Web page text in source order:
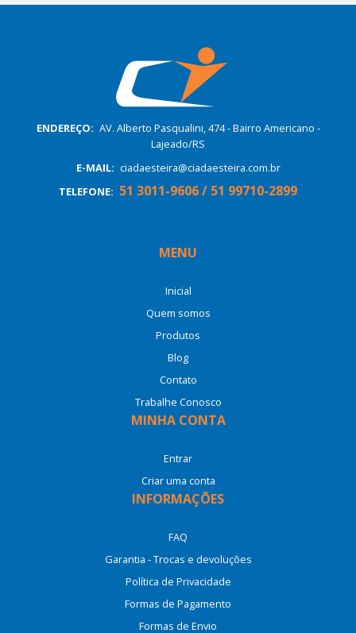
ENDEREÇO: AV. Alberto Pasqualini, 474 - Bairro Americano -
Lajeado/RS
E-MAIL: ciadaesteira@ciadaesteira.com.br
TELEFONE: 51 3011-9606 / 51 99710-2899
MENU
Inicial
Quem somos
Produtos
Blog
Contato
Trabalhe Conosco
MINHA CONTA
Entrar
Criar uma conta
INFORMAÇÕES
FAQ
Garantia - Trocas e devoluções
Política de Privacidade
Formas de Pagamento
Formas de Envio